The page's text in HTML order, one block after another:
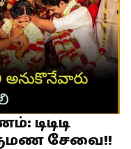
டிடிடி
சேவை!!